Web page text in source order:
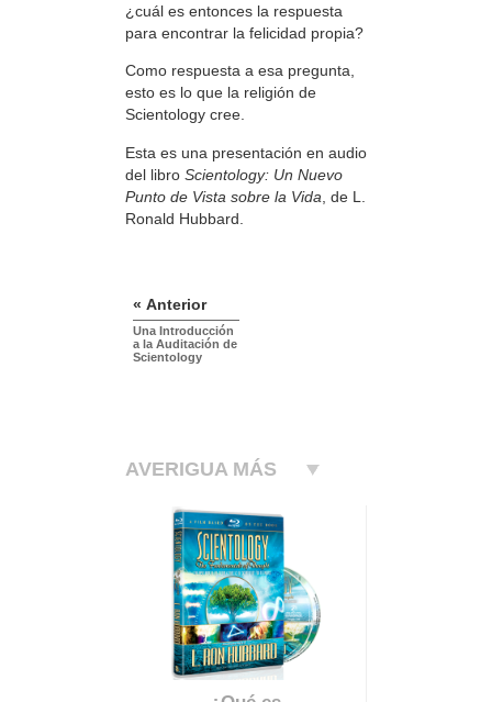
¿cuál es entonces la respuesta
para encontrar la felicidad propia?
Como respuesta a esa pregunta,
esto es lo que la religión de
Scientology cree.
Esta es una presentación en audio
del libro Scientology: Un Nuevo
Punto de Vista sobre la Vida , de L.
Ronald Hubbard.
« Anterior
Una Introducción
a la Auditación de
Scientology
AVERIGUA MÁS